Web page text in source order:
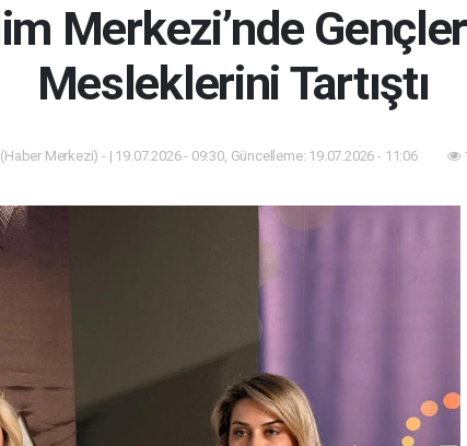
Merkezi’nde
Mesleklerini Tartıştı
(Haber Merkezi) - | 19.07.2026 - 09:30, Güncelleme: 19.07.2026 - 11:06